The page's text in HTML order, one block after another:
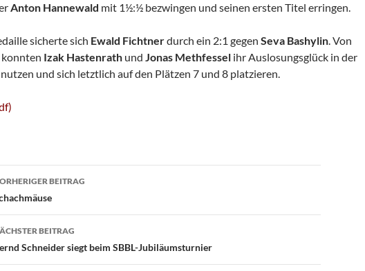
Anton Hannewald mit 1½:½ bezwingen und seinen ersten Titel erringen.
sicherte sich Ewald Fichtnerdurch ein 2:1 gegen Seva Bashylin. Von
konnten Izak Hastenrath und Jonas Methfessel ihr Auslosungsglück in der
und sich letztlich auf den Plätzen 7 und 8 platzieren.
BEITRAG
BEITRAG
Schneider siegt beim SBBL-Jubiläumsturnier